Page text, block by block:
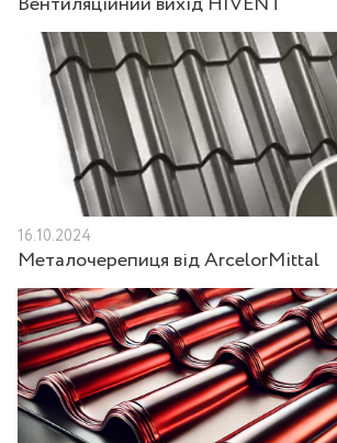
16.10.2024
Металочерепиця від ArcelorMittal